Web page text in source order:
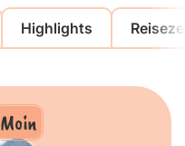
Highlights
Moin